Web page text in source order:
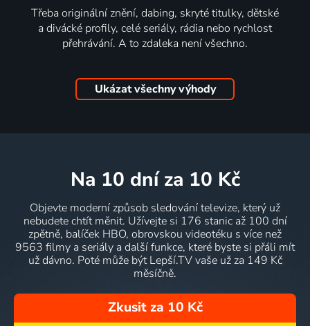
Třeba originální znění, dabing, skryté titulky, dětské
a divácké profily, celé seriály, rádia nebo rychlost
přehrávání. A to zdaleka není všechno.
Ukázat všechny výhody
na 10 dní za 10 Kč
Objevte moderní způsob sledování televize, který už
nebudete chtít měnit. Užívejte si 176 stanic až 100 dní
zpětně, balíček HBO, obrovskou videotéku s více než
9563 filmy a seriály a další funkce, které byste si přáli mít
už dávno. Poté může být Lepší.TV vaše už za 149 Kč
měsíčně.
Zkusit za 10 Kč